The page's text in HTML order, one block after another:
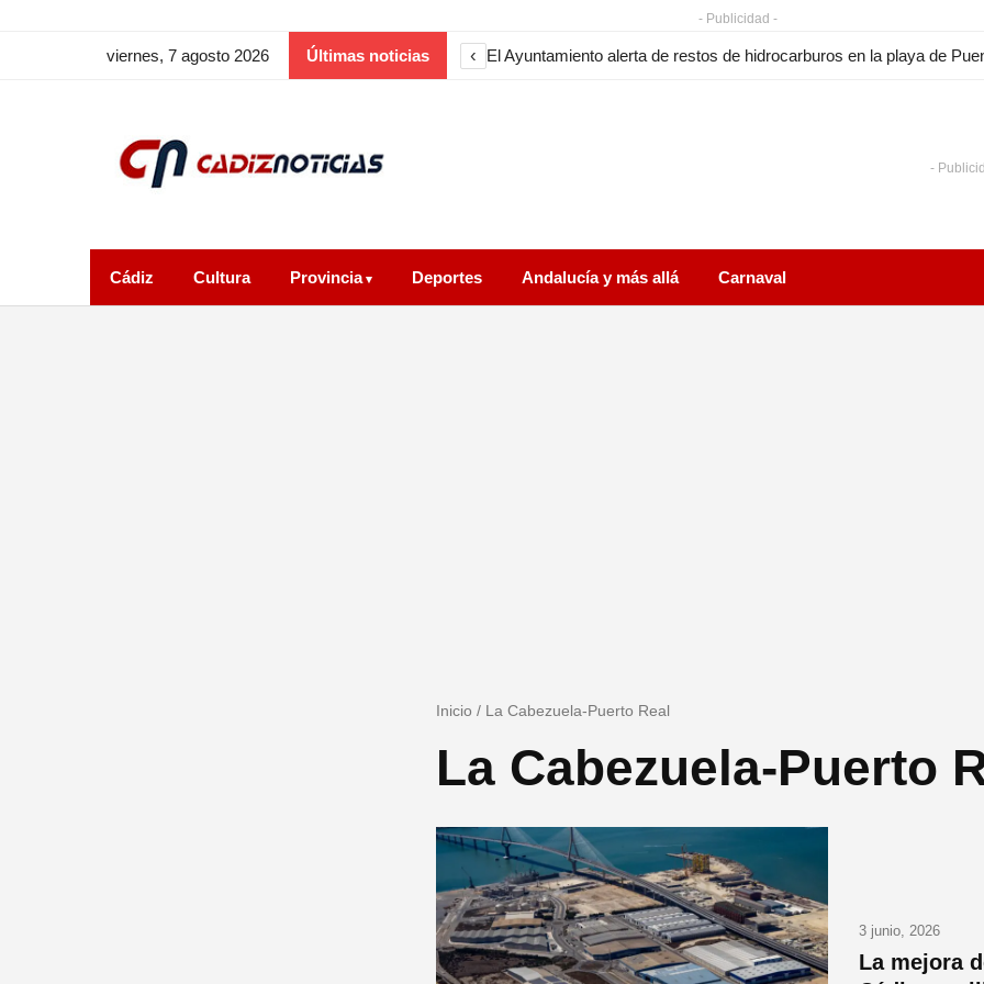
- Publicidad -
viernes, 7 agosto 2026 Últimas noticias ‹
-
Cádiz Cultura Provincia Deportes Andalucía y más allá Carnaval
Inicio / La Cabezuela-Puerto Real
La Cabezuela-Puerto
3 junio, 2026
La mejora